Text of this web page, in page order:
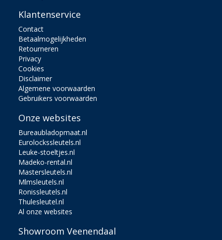
Klantenservice
Contact
Betaalmogelijkheden
Retourneren
Privacy
Cookies
Disclaimer
Algemene voorwaarden
Gebruikers voorwaarden
Onze websites
Bureaubladopmaat.nl
Eurolockssleutels.nl
Leuke-stoeltjes.nl
Madeko-rental.nl
Mastersleutels.nl
Mlmsleutels.nl
Ronissleutels.nl
Thulesleutel.nl
Al onze websites
Showroom Veenendaal